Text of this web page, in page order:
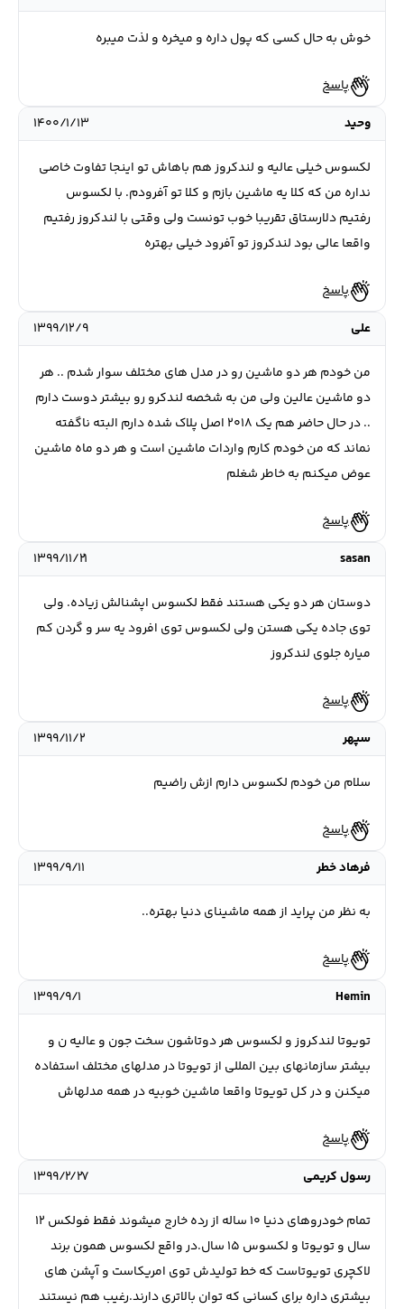
خوش به حال کسی که پول داره و میخره و لذت میبره
پاسخ
وحید
۱۴۰۰/۱/۱۳
لکسوس خیلی عالیه و لندکروز هم باهاش تو اینجا تفاوت خاصی
نداره من که کلا یه ماشین بازم و کلا تو آفرودم. با لکسوس
رفتیم دلارستاق تقریبا خوب تونست ولی وقتی با لندکروز رفتیم
واقعا عالی بود لندکروز تو آفرود خیلی بهتره
پاسخ
علی
۱۳۹۹/۱۲/۹
من خودم هر دو ماشین رو در مدل های مختلف سوار شدم .. هر
دو ماشین عالین ولی من به شخصه لندکرو رو بیشتر دوست دارم
.. در حال حاضر هم یک ۲۰۱۸ اصل پلاک شده دارم البته ناگفته
نماند که من خودم کارم واردات ماشین است و هر دو ماه ماشین
عوض میکنم به خاطر شغلم
پاسخ
sasan
۱۳۹۹/۱۱/۲۱
دوستان هر دو یکی هستند فقط لکسوس اپشنالش زیاده. ولی
توی جاده یکی هستن ولی لکسوس توی افرود یه سر و گردن کم
میاره جلوی لندکروز
پاسخ
سپهر
۱۳۹۹/۱۱/۲
سلام من خودم لکسوس دارم ازش راضیم
پاسخ
فرهاد خطر
۱۳۹۹/۹/۱۱
به نظر من پراید از همه ماشینای دنیا بهتره..
پاسخ
Hemin
۱۳۹۹/۹/۱
تویوتا لندکروز و لکسوس هر دوتاشون سخت جون و عالیه ن و
بیشتر سازمانهای بین المللی از تویوتا در مدلهای مختلف استفاده
میکنن و در کل تویوتا واقعا ماشین خوبیه در همه مدلهاش
پاسخ
رسول کریمی
۱۳۹۹/۲/۲۷
تمام خودروهای دنیا ۱۰ ساله از رده خارج میشوند فقط فولکس ۱۲
سال و تویوتا و لکسوس ۱۵ سال.در واقع لکسوس همون برند
لاکچری تویوتاست که خط تولیدش توی امریکاست و آپشن های
بیشتری داره برای کسانی که توان بالاتری دارند.رغیب هم نیستند